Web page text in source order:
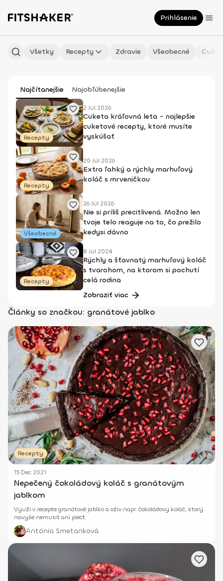
Prihlásenie
Všetky Recepty Zdravie Všeobecné
Najčítanejšie Najobľúbenejšie
Recepty
2 Júl 2026
Cuketa kráľovná leta - najlepšie
cuketové recepty, ktoré musíte
vyskúšať
Recepty
20 Júl 2026
Extra ľahký a rýchly marhuľový
koláč s mrveničkou
Všeobecné
26 Júl 2026
Nie si príliš precitlivená. Možno len
tvoje telo reaguje na to, čo prežilo
kedysi dávno
Recepty
8 Júl 2024
Rýchly a šťavnatý marhuľový koláč
s tvarohom, na ktorom si pochutí
celá rodina
Zobraziť viac
Články so značkou: granátové jablko
Recepty
15 Dec 2021
Nepečený čokoládový koláč s granátovým
jablkom
Využi v recepte granátové jablko a oživ napr. čokoládový koláč, ktorý
navyše nemusíš ani piecť.
Antónia Smetanková